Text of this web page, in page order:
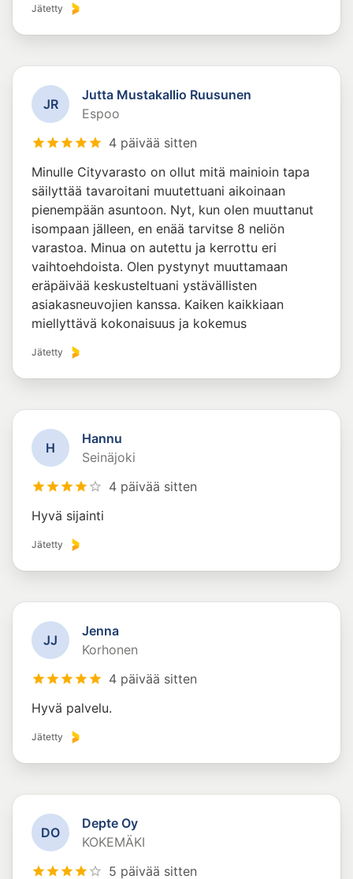
Jätetty
JR
Jutta Mustakallio Ruusunen
Espoo
4 päivää sitten
Minulle Cityvarasto on ollut mitä mainioin tapa
säilyttää tavaroitani muutettuani aikoinaan
pienempään asuntoon. Nyt, kun olen muuttanut
isompaan jälleen, en enää tarvitse 8 neliön
varastoa. Minua on autettu ja kerrottu eri
vaihtoehdoista. Olen pystynyt muuttamaan
eräpäivää keskusteltuani ystävällisten
asiakasneuvojien kanssa. Kaiken kaikkiaan
miellyttävä kokonaisuus ja kokemus
Jätetty
H
Hannu
Seinäjoki
4 päivää sitten
Hyvä sijainti
Jätetty
JJ
Jenna
Korhonen
4 päivää sitten
Hyvä palvelu.
Jätetty
DO
Depte Oy
KOKEMÄKI
5 päivää sitten